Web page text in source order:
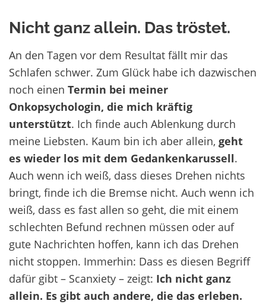
Nicht ganz allein. Das tröstet.
An den Tagen vor dem Resultat fällt mir das
Schlafen schwer. Zum Glück habe ich dazwischen
noch einen Termin bei meiner
Onkopsychologin, die mich kräftig
unterstützt. Ich finde auch Ablenkung durch
meine Liebsten. Kaum bin ich aber allein, geht
es wieder los mit dem Gedankenkarussell.
Auch wenn ich weiß, dass dieses Drehen nichts
bringt, finde ich die Bremse nicht. Auch wenn ich
weiß, dass es fast allen so geht, die mit einem
schlechten Befund rechnen müssen oder auf
gute Nachrichten hoffen, kann ich das Drehen
nicht stoppen. Immerhin: Dass es diesen Begriff
dafür gibt – Scanxiety – zeigt: Ich nicht ganz
allein. Es gibt auch andere, die das erleben.